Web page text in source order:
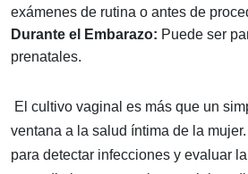
exámenes de rutina o antes de
Durante el Embarazo: Puede ser
prenatales.
El cultivo vaginal es más que un
ventana a la salud íntima de la
para detectar infecciones y evaluar